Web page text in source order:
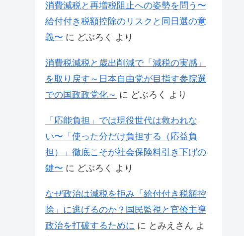
消費減税と再増税阻止への姿勢を問う〜
給付付き税額控除のリスクと同日選の意
義〜 に どぶろく より
消費税減税と歳出削減で「減税の実感」
を取り戻す～日本自由党が目指す参院選
での国政政党化～ に どぶろく より
「応能負担」では現役世代は救われな
い〜「使った分だけ負担する（応益負
担）」徹底こそが社会保険料引き下げの
鍵〜 に どぶろく より
なぜ政治は減税を拒み「給付付き税額控
除」に逃げるのか？国民監視と官僚主導
政治を打破するために に とみえさん よ